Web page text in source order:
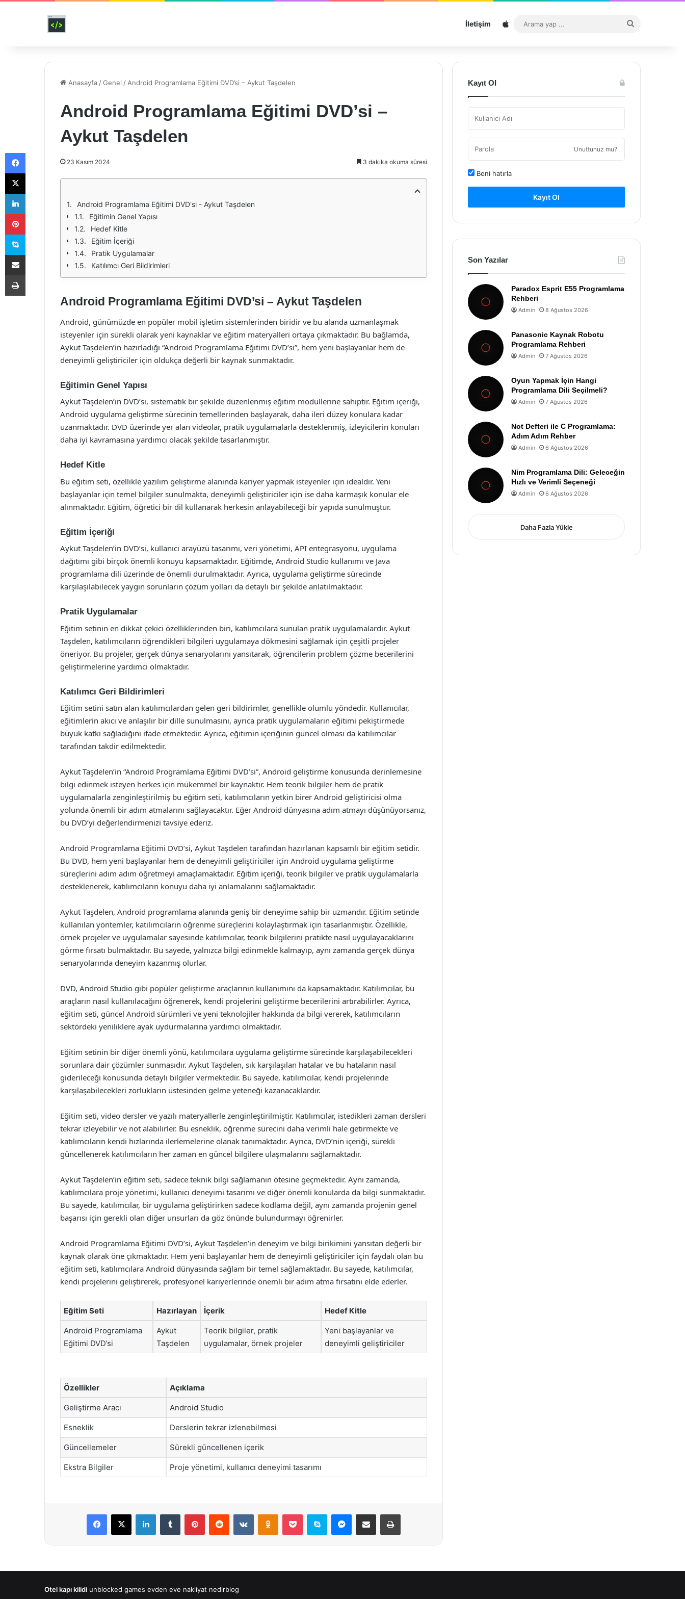
İletişim Sitemap
...
Anasayfa /Genel / Android Programlama Eğitimi DVD’si – Aykut Taşdelen
Android Programlama Eğitimi DVD’si –
Aykut Taşdelen
23 Kasım 2024 3 dakika okuma süresi
Android Programlama Eğitimi DVD'si - Aykut Taşdelen
Eğitimin Genel Yapısı
Hedef Kitle
Eğitim İçeriği
Pratik Uygulamalar
Katılımcı Geri Bildirimleri
Android Programlama Eğitimi DVD’si – Aykut Taşdelen
Android, günümüzde en popüler mobil işletim sistemlerinden biridir ve bu alanda uzmanlaşmak
isteyenler için sürekli olarak yeni kaynaklar ve eğitim materyalleri ortaya çıkmaktadır. Bu bağlamda,
Aykut Taşdelen’in hazırladığı “Android Programlama Eğitimi DVD’si”, hem yeni başlayanlar hem de
deneyimli geliştiriciler için oldukça değerli bir kaynak sunmaktadır.
Eğitimin Genel Yapısı
Aykut Taşdelen’in DVD’si, sistematik bir şekilde düzenlenmiş eğitim modüllerine sahiptir. Eğitim içeriği,
Android uygulama geliştirme sürecinin temellerinden başlayarak, daha ileri düzey konulara kadar
uzanmaktadır. DVD üzerinde yer alan videolar, pratik uygulamalarla desteklenmiş, izleyicilerin konuları
daha iyi kavramasına yardımcı olacak şekilde tasarlanmıştır.
Hedef Kitle
Bu eğitim seti, özellikle yazılım geliştirme alanında kariyer yapmak isteyenler için idealdir. Yeni
başlayanlar için temel bilgiler sunulmakta, deneyimli geliştiriciler için ise daha karmaşık konular ele
alınmaktadır. Eğitim, öğretici bir dil kullanarak herkesin anlayabileceği bir yapıda sunulmuştur.
Eğitim İçeriği
Aykut Taşdelen’in DVD’si, kullanıcı arayüzü tasarımı, veri yönetimi, API entegrasyonu, uygulama
dağıtımı gibi birçok önemli konuyu kapsamaktadır. Eğitimde, Android Studio kullanımı ve Java
programlama dili üzerinde de önemli durulmaktadır. Ayrıca, uygulama geliştirme sürecinde
karşılaşılabilecek yaygın sorunların çözüm yolları da detaylı bir şekilde anlatılmaktadır.
Pratik Uygulamalar
Eğitim setinin en dikkat çekici özelliklerinden biri, katılımcılara sunulan pratik uygulamalardır. Aykut
Taşdelen, katılımcıların öğrendikleri bilgileri uygulamaya dökmesini sağlamak için çeşitli projeler
öneriyor. Bu projeler, gerçek dünya senaryolarını yansıtarak, öğrencilerin problem çözme becerilerini
geliştirmelerine yardımcı olmaktadır.
Katılımcı Geri Bildirimleri
Eğitim setini satın alan katılımcılardan gelen geri bildirimler, genellikle olumlu yöndedir. Kullanıcılar,
eğitimlerin akıcı ve anlaşılır bir dille sunulmasını, ayrıca pratik uygulamaların eğitimi pekiştirmede
büyük katkı sağladığını ifade etmektedir. Ayrıca, eğitimin içeriğinin güncel olması da katılımcılar
tarafından takdir edilmektedir.
Aykut Taşdelen’in “Android Programlama Eğitimi DVD’si”, Android geliştirme konusunda derinlemesine
bilgi edinmek isteyen herkes için mükemmel bir kaynaktır. Hem teorik bilgiler hem de pratik
uygulamalarla zenginleştirilmiş bu eğitim seti, katılımcıların yetkin birer Android geliştiricisi olma
yolunda önemli bir adım atmalarını sağlayacaktır. Eğer Android dünyasına adım atmayı düşünüyorsanız,
bu DVD’yi değerlendirmenizi tavsiye ederiz.
Android Programlama Eğitimi DVD’si, Aykut Taşdelen tarafından hazırlanan kapsamlı bir eğitim setidir.
Bu DVD, hem yeni başlayanlar hem de deneyimli geliştiriciler için Android uygulama geliştirme
süreçlerini adım adım öğretmeyi amaçlamaktadır. Eğitim içeriği, teorik bilgiler ve pratik uygulamalarla
desteklenerek, katılımcıların konuyu daha iyi anlamalarını sağlamaktadır.
Aykut Taşdelen, Android programlama alanında geniş bir deneyime sahip bir uzmandır. Eğitim setinde
kullanılan yöntemler, katılımcıların öğrenme süreçlerini kolaylaştırmak için tasarlanmıştır. Özellikle,
örnek projeler ve uygulamalar sayesinde katılımcılar, teorik bilgilerini pratikte nasıl uygulayacaklarını
görme fırsatı bulmaktadır. Bu sayede, yalnızca bilgi edinmekle kalmayıp, aynı zamanda gerçek dünya
senaryolarında deneyim kazanmış olurlar.
DVD, Android Studio gibi popüler geliştirme araçlarının kullanımını da kapsamaktadır. Katılımcılar, bu
araçların nasıl kullanılacağını öğrenerek, kendi projelerini geliştirme becerilerini artırabilirler. Ayrıca,
eğitim seti, güncel Android sürümleri ve yeni teknolojiler hakkında da bilgi vererek, katılımcıların
sektördeki yeniliklere ayak uydurmalarına yardımcı olmaktadır.
Eğitim setinin bir diğer önemli yönü, katılımcılara uygulama geliştirme sürecinde karşılaşabilecekleri
sorunlara dair çözümler sunmasıdır. Aykut Taşdelen, sık karşılaşılan hatalar ve bu hataların nasıl
giderileceği konusunda detaylı bilgiler vermektedir. Bu sayede, katılımcılar, kendi projelerinde
karşılaşabilecekleri zorlukların üstesinden gelme yeteneği kazanacaklardır.
Eğitim seti, video dersler ve yazılı materyallerle zenginleştirilmiştir. Katılımcılar, istedikleri zaman dersleri
tekrar izleyebilir ve not alabilirler. Bu esneklik, öğrenme sürecini daha verimli hale getirmekte ve
katılımcıların kendi hızlarında ilerlemelerine olanak tanımaktadır. Ayrıca, DVD’nin içeriği, sürekli
güncellenerek katılımcıların her zaman en güncel bilgilere ulaşmalarını sağlamaktadır.
Aykut Taşdelen’in eğitim seti, sadece teknik bilgi sağlamanın ötesine geçmektedir. Aynı zamanda,
katılımcılara proje yönetimi, kullanıcı deneyimi tasarımı ve diğer önemli konularda da bilgi sunmaktadır.
Bu sayede, katılımcılar, bir uygulama geliştirirken sadece kodlama değil, aynı zamanda projenin genel
başarısı için gerekli olan diğer unsurları da göz önünde bulundurmayı öğrenirler.
Android Programlama Eğitimi DVD’si, Aykut Taşdelen’in deneyim ve bilgi birikimini yansıtan değerli bir
kaynak olarak öne çıkmaktadır. Hem yeni başlayanlar hem de deneyimli geliştiriciler için faydalı olan bu
eğitim seti, katılımcılara Android dünyasında sağlam bir temel sağlamaktadır. Bu sayede, katılımcılar,
kendi projelerini geliştirerek, profesyonel kariyerlerinde önemli bir adım atma fırsatını elde ederler.
Eğitim Seti Hazırlayan İçerik Hedef Kitle
Android Programlama
Eğitimi DVD’si
Aykut
Taşdelen
Teorik bilgiler, pratik
uygulamalar, örnek projeler
Yeni başlayanlar ve
deneyimli geliştiriciler
Özellikler Açıklama
Geliştirme Aracı Android Studio
Esneklik Derslerin tekrar izlenebilmesi
Güncellemeler Sürekli güncellenen içerik
Ekstra Bilgiler Proje yönetimi, kullanıcı deneyimi tasarımı
Facebook
X LinkedInTumblr PinterestReddit VKontakteOdnoklassniki
Pocket Skype Messenger
E-Posta ile paylaş Yazdır
Kayıt Ol
Unuttunuz mu?
Beni hatırla
Kayıt Ol
Son Yazılar
Paradox Esprit E55 Programlama
Rehberi
Admin 8 Ağustos 2026
Panasonic Kaynak Robotu
Programlama Rehberi
Admin 7 Ağustos 2026
Oyun Yapmak İçin Hangi
Programlama Dili Seçilmeli?
Admin 7 Ağustos 2026
Not Defteri ile C Programlama:
Adım Adım Rehber
Admin 6 Ağustos 2026
Nim Programlama Dili: Geleceğin
Hızlı ve Verimli Seçeneği
Admin 6 Ağustos 2026
Daha Fazla Yükle
Otel kapı kilidi unblocked games evden eve nakliyat nedirblog
Facebook
X
LinkedIn
Pinterest
Skype
E-Posta ile paylaş